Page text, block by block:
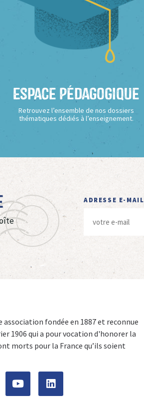
Espace Pédagogique
Retrouvez l’ensemble de nos dossiers
thématiques dédiés à l’enseignement.
ADRESSE E-MAIL
association fondée en 1887 et reconnue
1906 qui a pour vocation d'honorer la
morts pour la France qu’ils soient